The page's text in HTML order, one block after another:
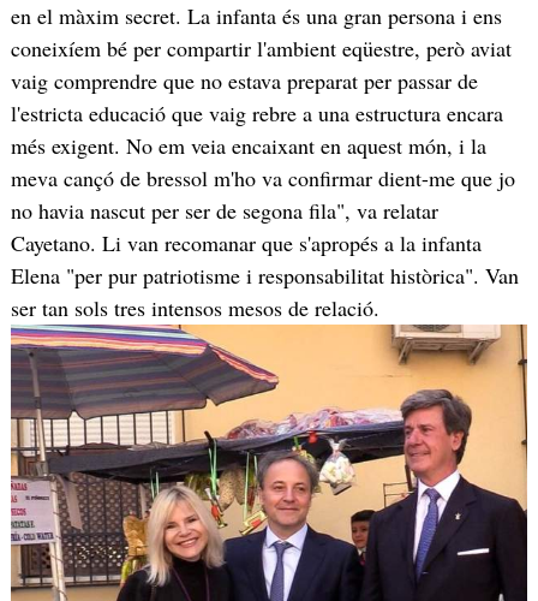
en el màxim secret. La infanta és una gran persona i ens
coneixíem bé per compartir l'ambient eqüestre, però aviat
vaig comprendre que no estava preparat per passar de
l'estricta educació que vaig rebre a una estructura encara
més exigent. No em veia encaixant en aquest món, i la
meva cançó de bressol m'ho va confirmar dient-me que jo
no havia nascut per ser de segona fila", va relatar
Cayetano. Li van recomanar que s'apropés a la infanta
Elena "per pur patriotisme i responsabilitat històrica". Van
ser tan sols tres intensos mesos de relació.